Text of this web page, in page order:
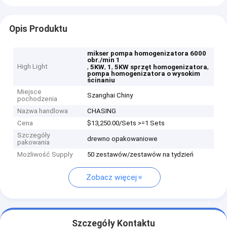
Opis Produktu
High Light
mikser pompa homogenizatora 6000
obr./min 1
,5KW, 1,5KW sprzęt homogenizatora,
pompa homogenizatora o wysokim
ścinaniu
Miejsce
pochodzenia
Szanghai Chiny
Nazwa handlowa
CHASING
Cena
$13,250.00/Sets >=1 Sets
Szczegóły
pakowania
drewno opakowaniowe
Możliwość Supply 50 zestawów/zestawów na tydzień
Zobacz więcej
Szczegóły Kontaktu